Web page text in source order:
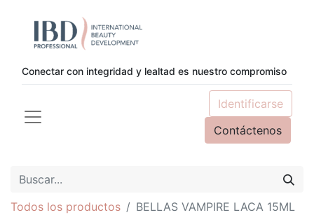
Conectar con integridad y lealtad es nuestro compromiso
Identificarse
Contáctenos
Todos los productos BELLAS VAMPIRE LACA 15ML